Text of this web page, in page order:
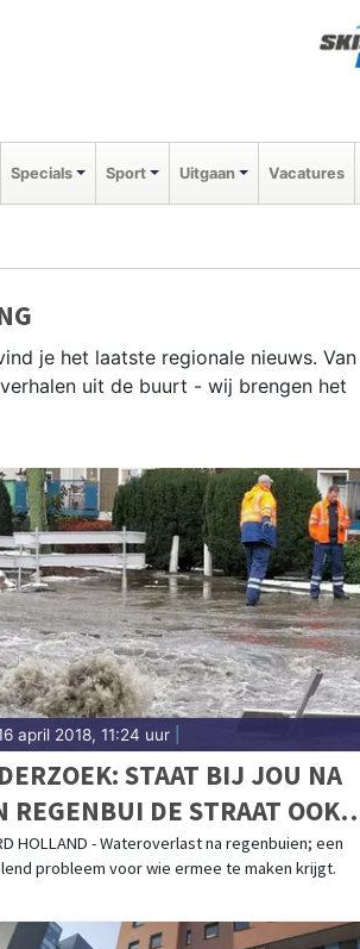
Specials Sport Uitgaan Vacatures
je het laatste regionale nieuws. Van
uit de buurt - wij brengen het
Broec, Koggenland en andere
april 2018, 11:24 uur|
STAAT BIJ JOU NA
REGENBUI DE STRAAT OOK
HOLLAND - Wateroverlast na regenbuien; een
probleem voor wie ermee te maken krijgt.